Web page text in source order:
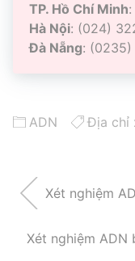
TP. Hồ Chí Minh
Hà Nội: (024)
Đà Nẵng:
ADN Địa chỉ
Xét nghiệm
Xét nghiệm ADN